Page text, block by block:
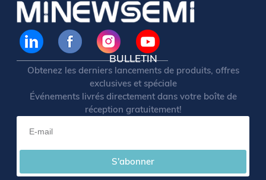
BULLETIN
Obtenez les derniers lancements de produits, offres
exclusives et spéciale
Événements livrés directement dans votre boîte de
réception gratuitement!
S'abonner